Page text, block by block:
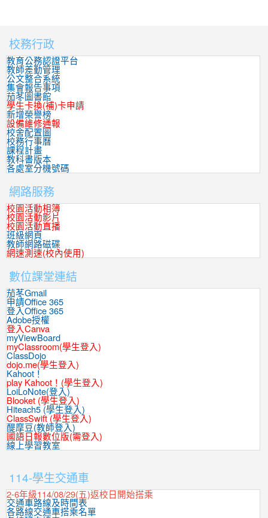
:::
校務行政
教育公務認證平台
教師差勤管理
公文整合系統
集會報告事項
茄苳圖書館
學生卡換(補)卡申請
新增榮譽榜
設備維修通報
校舍配置圖
校務行事曆
課程計畫
教科書版本
各處室分機號碼
網路服務
校園活動相簿
校園活動影片
校園活動直播
班級網頁
教師網路磁碟
網速測速(校內使用)
數位課堂連結
茄苳Gmail
申請Office 365
登入Office 365
Adobe授權
登入Canva
myViewBoard
myClassroom(學生登入)
ClassDojo
dojo.me(學生登入)
Kahoot！
play Kahoot！(學生登入)
LoiLoNote(登入)
Blooket (學生登入)
Hiteach5 (學生登入)
ClassSwift (學生登入)
醍摩豆(教師登入)
國語日報數位版(需登入)
線上學習教室
114-學生交通車
2-6年級114/08/29(五)返校日開始搭乘
交通車路線及時間表
各路線交通車搭乘名單